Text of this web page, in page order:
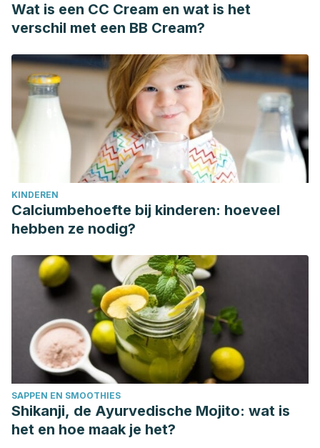
Wat is een CC Cream en wat is het
verschil met een BB Cream?
KINDEREN
Calciumbehoefte bij kinderen: hoeveel
hebben ze nodig?
SAPPEN EN SMOOTHIES
Shikanji, de Ayurvedische Mojito: wat is
het en hoe maak je het?